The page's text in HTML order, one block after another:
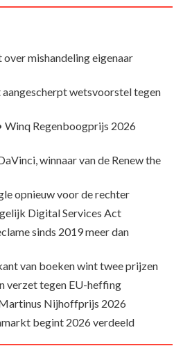
mishandeling eigenaar
aangescherpt wetsvoorstel tegen
Regenboogprijs 2026
winnaar van de Renew the
opnieuw voor de rechter
Digital Services Act
sinds 2019 meer dan
van boeken wint twee prijzen
verzet tegen EU-heffing
Nijhoffprijs 2026
begint 2026 verdeeld